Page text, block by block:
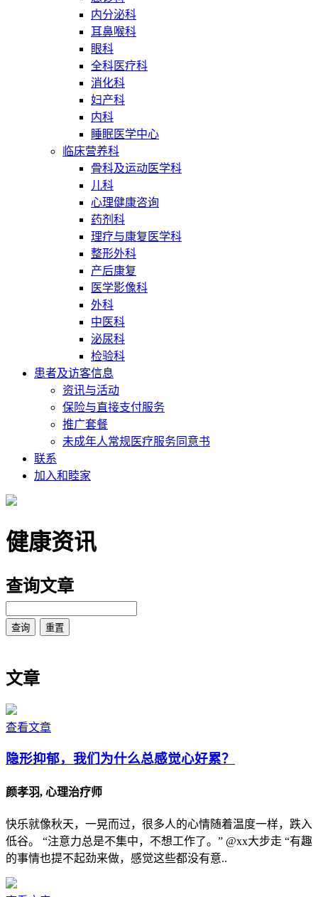
内分泌科
耳鼻喉科
眼科
全科医疗科
消化科
妇产科
内科
睡眠医学中心
临床营养科
骨科及运动医学科
儿科
心理健康咨询
药剂科
理疗与康复医学科
整形外科
产后康复
医学影像科
外科
中医科
泌尿科
检验科
患者及访客信息
资讯与活动
保险与直接支付服务
推广套餐
未成年人常规医疗服务同意书
联系
加入和睦家
健康资讯
查询文章
文章
查看文章
隐形抑郁，我们为什么总感觉心好累？
颜孝羽, 心理治疗师
快乐就像秋天，一晃而过，很多人的心情随着温度一样，跌入
低谷。 “注意力总是不集中，不想工作了。” @xx大步走 “有趣
的事情也提不起劲来做，感觉这些都没有意..